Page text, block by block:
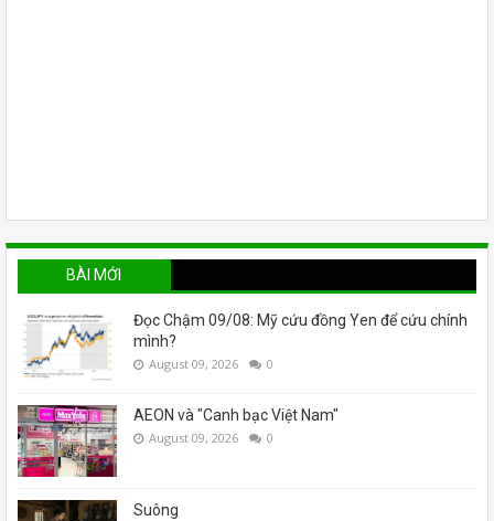
BÀI MỚI
Đọc Chậm 09/08: Mỹ cứu đồng Yen để cứu chính
mình?
August 09, 2026 0
AEON và "Canh bạc Việt Nam"
August 09, 2026 0
Suông